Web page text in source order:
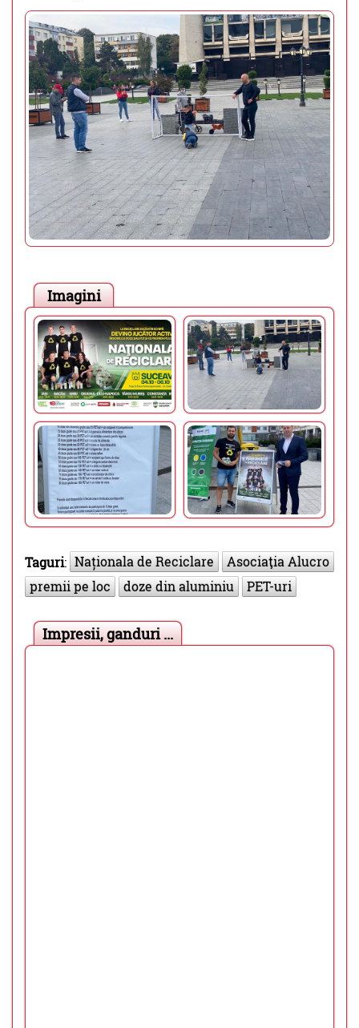
Imagini
Taguri: Naționala de Reciclare
Asociaţia Alucro
premii pe loc
doze din aluminiu PET-uri
Impresii, ganduri ...